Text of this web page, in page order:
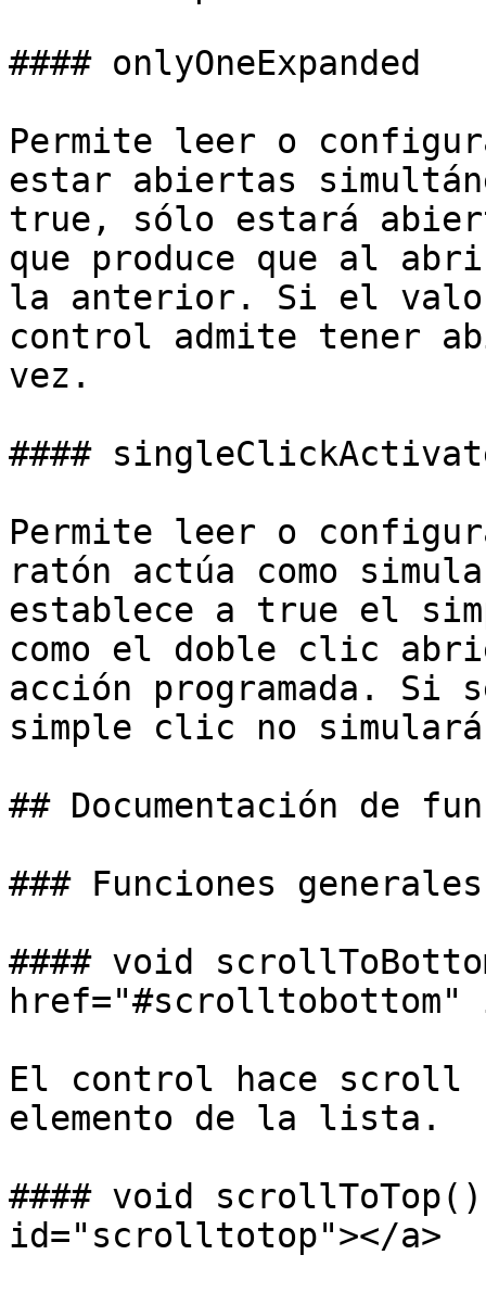
#### onlyOneExpanded
Permite leer o
estar abiertas
true, sólo estará
que produce que al
la anterior. Si el
control admite tener
vez.
####
Permite leer o
ratón actúa como
establece a true el
como el doble clic
acción programada.
simple clic no
## Documentación de
### Funciones generales
#### void
href="#scrolltobottom"
El control hace scroll
elemento de la lista.
#### void
id="scrolltotop"></a>